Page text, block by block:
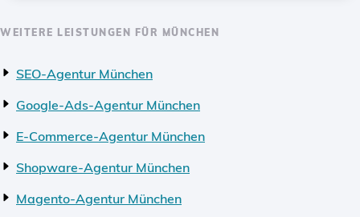
WEITERE LEISTUNGEN FÜR MÜNCHEN
SEO-Agentur München
Google-Ads-Agentur München
E-Commerce-Agentur München
Shopware-Agentur München
Magento-Agentur München